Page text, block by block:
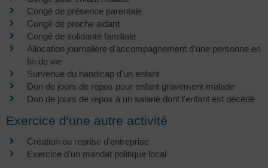
Congé de présence parentale
Congé de proche aidant
Congé de solidarité familiale
Allocation journalière d'accompagnement d'une personne en
fin de vie
Survenue du handicap d'un enfant
Don de jours de repos pour enfant gravement malade
Don de jours de repos à un salarié dont l'enfant est décédé
Exercice d'une autre activité
Création ou reprise d'entreprise
Exercice d'un mandat politique local